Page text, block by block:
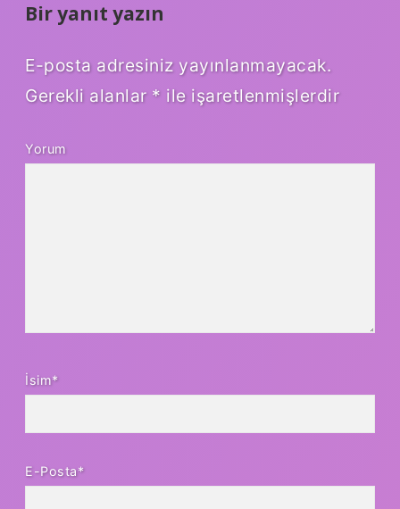
Bir yanıt yazın
E-posta adresiniz yayınlanmayacak.
Gerekli alanlar * ile işaretlenmişlerdir
Yorum
İsim*
E-Posta*